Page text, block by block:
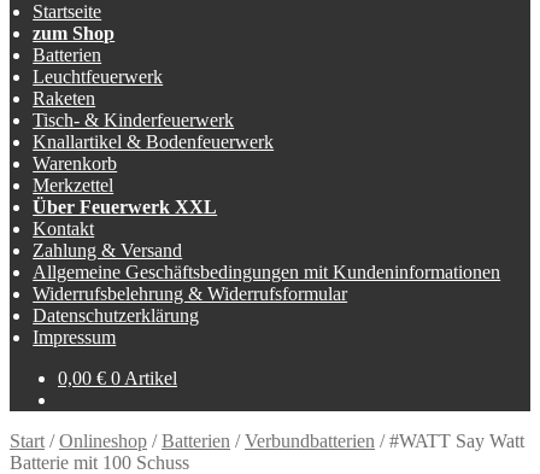
Startseite
zum Shop
Batterien
Leuchtfeuerwerk
Raketen
Tisch- & Kinderfeuerwerk
Knallartikel & Bodenfeuerwerk
Warenkorb
Merkzettel
Über Feuerwerk XXL
Kontakt
Zahlung & Versand
Allgemeine Geschäftsbedingungen mit Kundeninformationen
Widerrufsbelehrung & Widerrufsformular
Datenschutzerklärung
Impressum
0,00 € 0 Artikel
Start /Onlineshop /Batterien /Verbundbatterien /#WATT Say Watt
Batterie mit 100 Schuss